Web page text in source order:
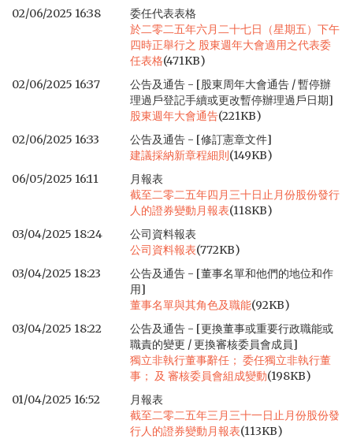
02/06/2025 16:38
委任代表表格
於二零二五年六月二十七日（星期五）下午
四時正舉行之 股東週年大會適用之代表委
任表格(471KB)
02/06/2025 16:37
公告及通告 - [股東周年大會通告 / 暫停辦
理過戶登記手續或更改暫停辦理過戶日期]
股東週年大會通告(221KB)
02/06/2025 16:33
公告及通告 - [修訂憲章文件]
建議採納新章程細則(149KB)
06/05/2025 16:11
月報表
截至二零二五年四月三十日止月份股份發行
人的證券變動月報表(118KB)
03/04/2025 18:24
公司資料報表
公司資料報表(772KB)
03/04/2025 18:23
公告及通告 - [董事名單和他們的地位和作
用]
董事名單與其角色及職能(92KB)
03/04/2025 18:22
公告及通告 - [更換董事或重要行政職能或
職責的變更 / 更換審核委員會成員]
獨立非執行董事辭任； 委任獨立非執行董
事； 及 審核委員會組成變動(198KB)
01/04/2025 16:52
月報表
截至二零二五年三月三十一日止月份股份發
行人的證券變動月報表(113KB)